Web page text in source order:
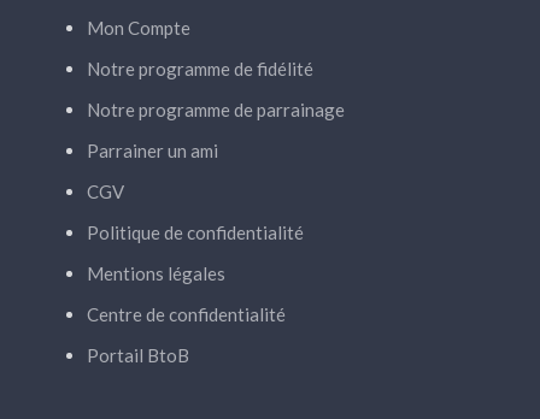
Mon Compte
Notre programme de fidélité
Notre programme de parrainage
Parrainer un ami
CGV
Politique de confidentialité
Mentions légales
Centre de confidentialité
Portail BtoB